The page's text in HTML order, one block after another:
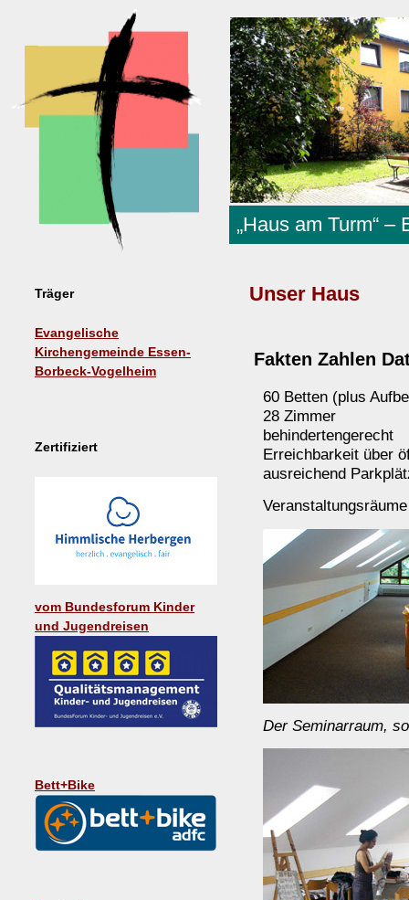
„Haus am Turm“
Träger
Evangelische
Kirchengemeinde Essen-
Borbeck-Vogelheim
Zertifiziert
vom Bundesforum Kinder
und Jugendreisen
Bett+Bike
Unser Haus
Fakten Zahlen
60 Betten (plus
28 Zimmer
behindertengerecht
Erreichbarkeit über
ausreichend
Veranstaltungsräume
Der Seminarraum,